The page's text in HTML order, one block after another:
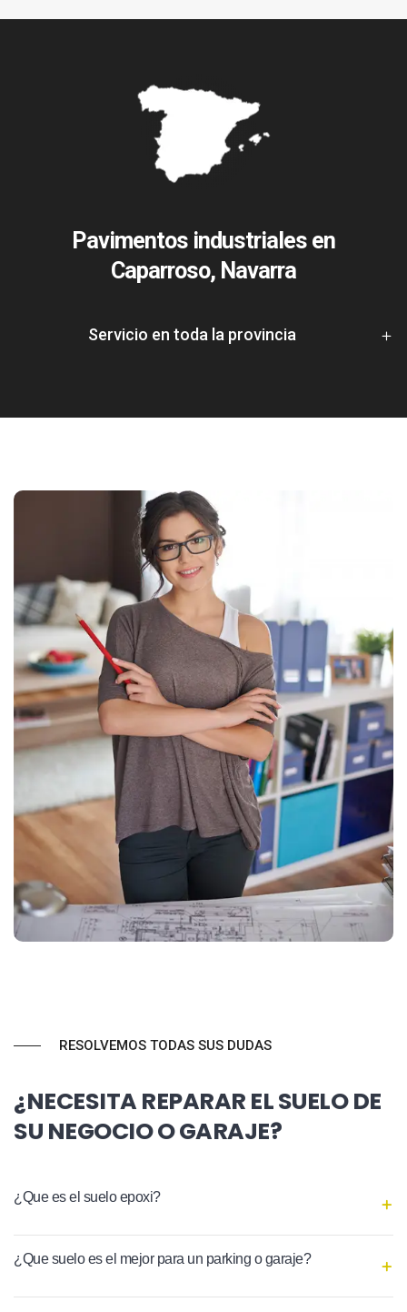
Pavimentos industriales en
Caparroso, Navarra
Servicio en toda la provincia
RESOLVEMOS TODAS SUS DUDAS
¿NECESITA REPARAR EL SUELO DE
SU NEGOCIO O GARAJE?
¿Que es el suelo epoxi?
¿Que suelo es el mejor para un parking o garaje?